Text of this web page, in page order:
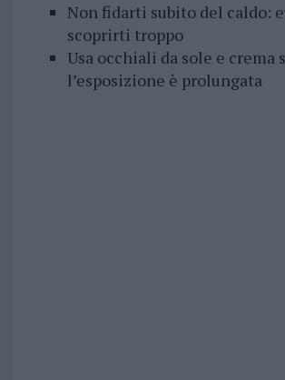
Non fidarti subito del caldo:
scoprirti troppo
Usa occhiali da sole e crema
l’esposizione è prolungata